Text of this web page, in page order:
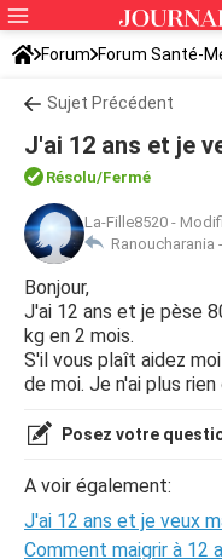
Forum Forum Santé-
Sujet Précédent
J'ai 12 ans et je
Résolu/Fermé
La-Fille8520 -
Ranoucharania -
Bonjour,
J'ai 12 ans et je pèse
kg en 2 mois.
S'il vous plaît aidez
de moi. Je n'ai plus rien
Posez votre
A voir également:
J'ai 12 ans et je veux
Comment maigrir à 12